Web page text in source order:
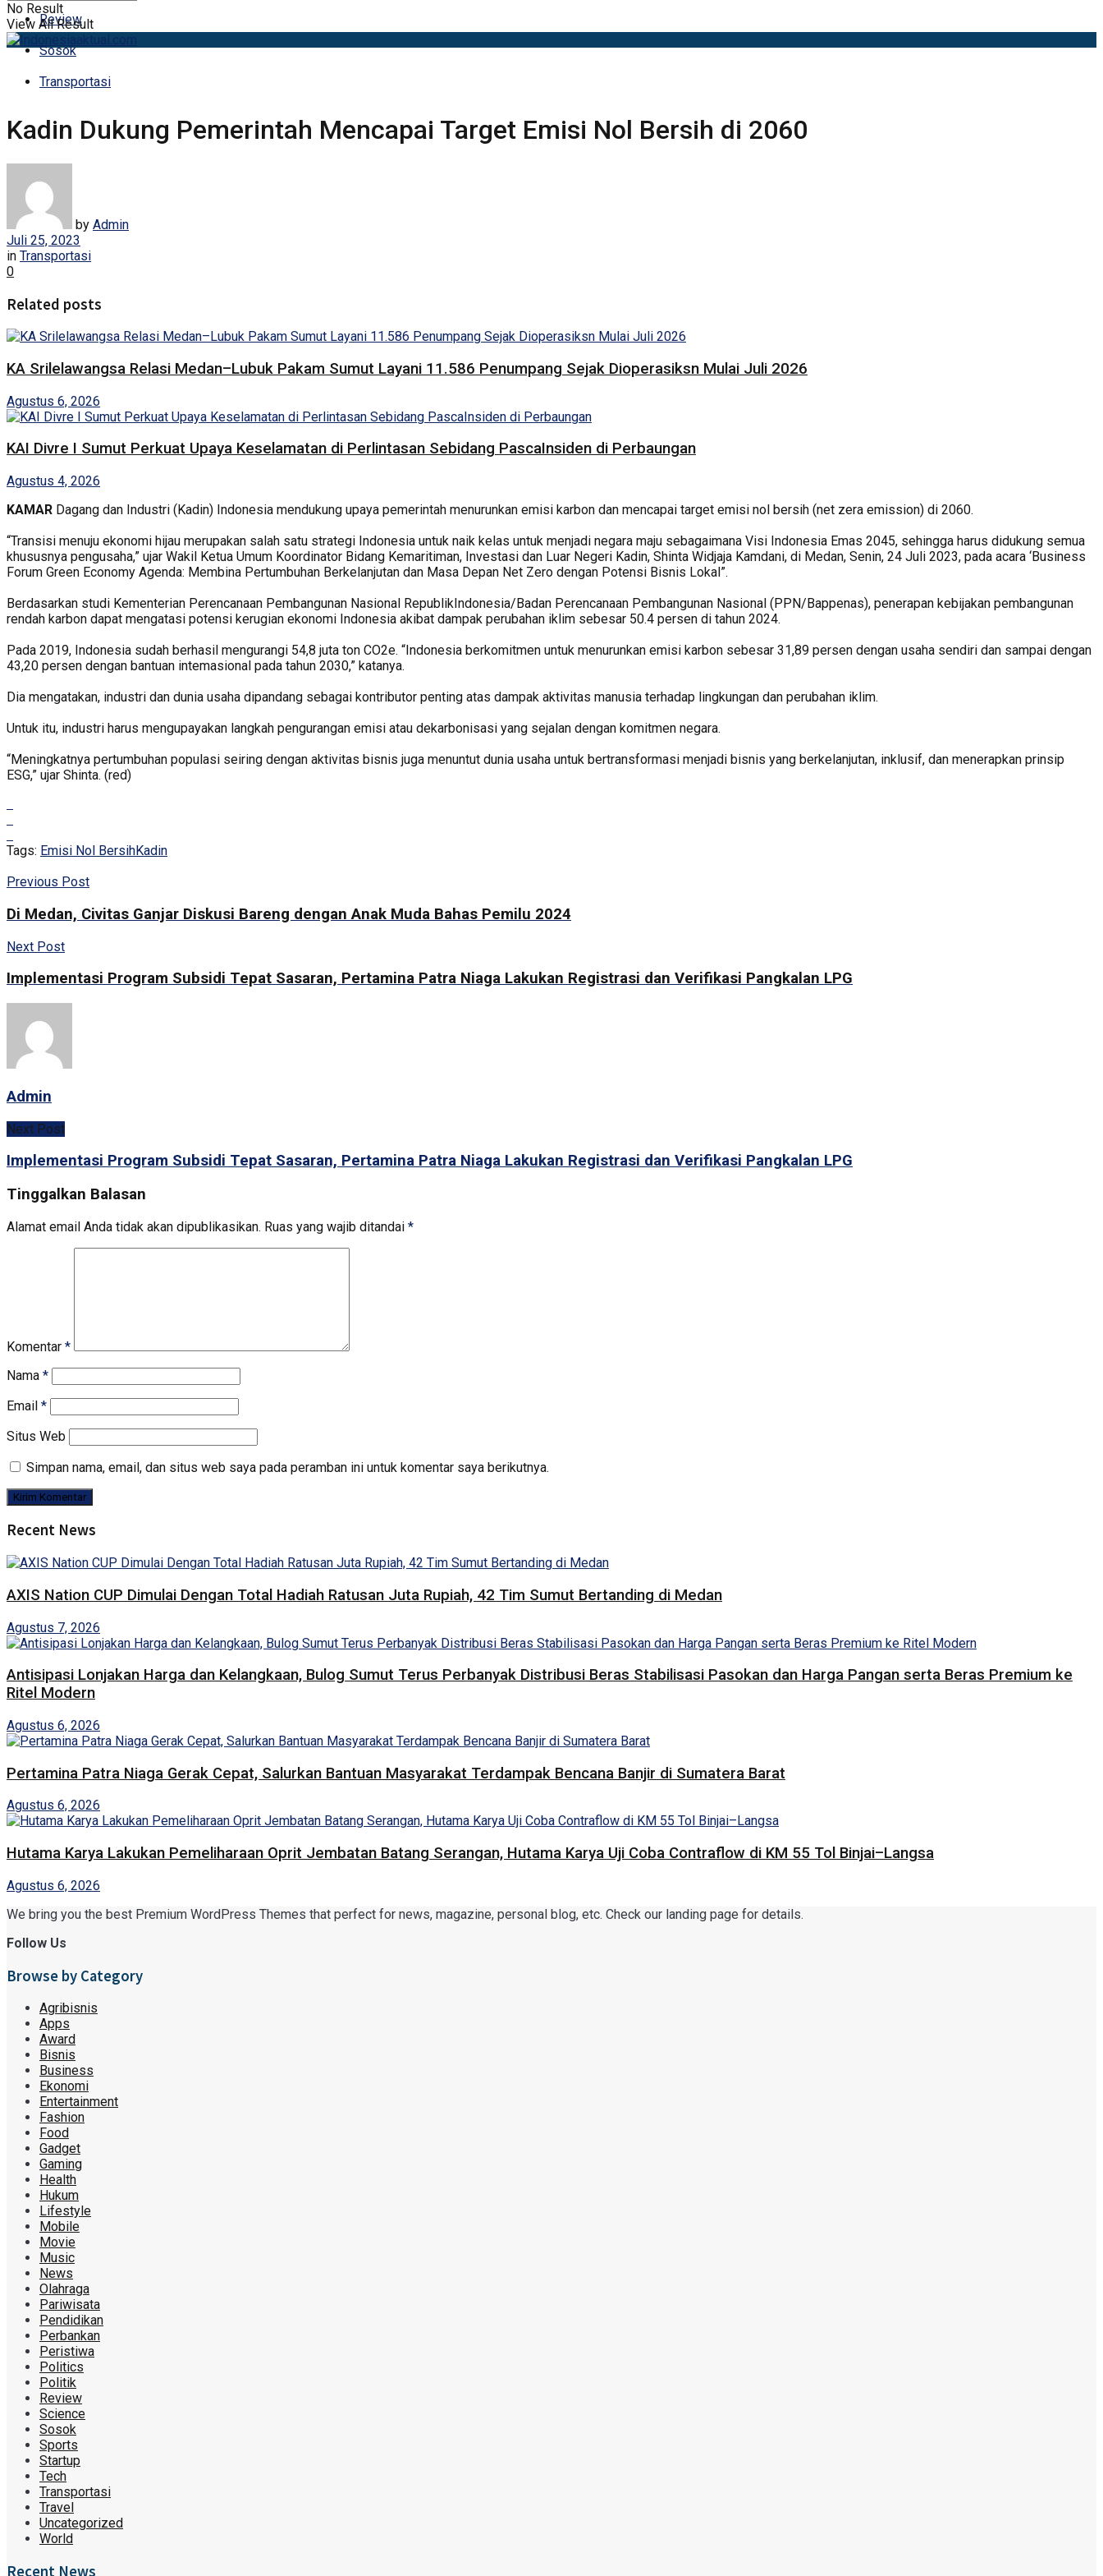
Review
Sosok
Transportasi
No Result
View All Result
Kadin Dukung Pemerintah Mencapai Target Emisi Nol Bersih di 2060
by Admin
Juli 25, 2023
in Transportasi
0
Related posts
KA Srilelawangsa Relasi Medan–Lubuk Pakam Sumut Layani 11.586 Penumpang Sejak Dioperasiksn Mulai Juli 2026
Agustus 6, 2026
KAI Divre I Sumut Perkuat Upaya Keselamatan di Perlintasan Sebidang PascaInsiden di Perbaungan
Agustus 4, 2026
KAMAR Dagang dan Industri (Kadin) Indonesia mendukung upaya pemerintah menurunkan emisi karbon dan mencapai target emisi nol bersih (net zera emission) di 2060.
“Transisi menuju ekonomi hijau merupakan salah satu strategi Indonesia untuk naik kelas untuk menjadi negara maju sebagaimana Visi Indonesia Emas 2045, sehingga harus didukung semua
khususnya pengusaha,” ujar Wakil Ketua Umum Koordinator Bidang Kemaritiman, Investasi dan Luar Negeri Kadin, Shinta Widjaja Kamdani, di Medan, Senin, 24 Juli 2023, pada acara ‘Business
Forum Green Economy Agenda: Membina Pertumbuhan Berkelanjutan dan Masa Depan Net Zero dengan Potensi Bisnis Lokal”.
Berdasarkan studi Kementerian Perencanaan Pembangunan Nasional RepublikIndonesia/Badan Perencanaan Pembangunan Nasional (PPN/Bappenas), penerapan kebijakan pembangunan
rendah karbon dapat mengatasi potensi kerugian ekonomi Indonesia akibat dampak perubahan iklim sebesar 50.4 persen di tahun 2024.
Pada 2019, Indonesia sudah berhasil mengurangi 54,8 juta ton CO2e. “Indonesia berkomitmen untuk menurunkan emisi karbon sebesar 31,89 persen dengan usaha sendiri dan sampai dengan
43,20 persen dengan bantuan intemasional pada tahun 2030,” katanya.
Dia mengatakan, industri dan dunia usaha dipandang sebagai kontributor penting atas dampak aktivitas manusia terhadap lingkungan dan perubahan iklim.
Untuk itu, industri harus mengupayakan langkah pengurangan emisi atau dekarbonisasi yang sejalan dengan komitmen negara.
“Meningkatnya pertumbuhan populasi seiring dengan aktivitas bisnis juga menuntut dunia usaha untuk bertransformasi menjadi bisnis yang berkelanjutan, inklusif, dan menerapkan prinsip
ESG,” ujar Shinta. (red)
Tags: Emisi Nol BersihKadin
Previous Post
Di Medan, Civitas Ganjar Diskusi Bareng dengan Anak Muda Bahas Pemilu 2024
Next Post
Implementasi Program Subsidi Tepat Sasaran, Pertamina Patra Niaga Lakukan Registrasi dan Verifikasi Pangkalan LPG
Admin
Next Post
Implementasi Program Subsidi Tepat Sasaran, Pertamina Patra Niaga Lakukan Registrasi dan Verifikasi Pangkalan LPG
Tinggalkan Balasan
Alamat email Anda tidak akan dipublikasikan. Ruas yang wajib ditandai *
Komentar *
Nama *
Email *
Situs Web
Simpan nama, email, dan situs web saya pada peramban ini untuk komentar saya berikutnya.
Recent News
AXIS Nation CUP Dimulai Dengan Total Hadiah Ratusan Juta Rupiah, 42 Tim Sumut Bertanding di Medan
Agustus 7, 2026
Antisipasi Lonjakan Harga dan Kelangkaan, Bulog Sumut Terus Perbanyak Distribusi Beras Stabilisasi Pasokan dan Harga Pangan serta Beras Premium ke
Ritel Modern
Agustus 6, 2026
Pertamina Patra Niaga Gerak Cepat, Salurkan Bantuan Masyarakat Terdampak Bencana Banjir di Sumatera Barat
Agustus 6, 2026
Hutama Karya Lakukan Pemeliharaan Oprit Jembatan Batang Serangan, Hutama Karya Uji Coba Contraflow di KM 55 Tol Binjai–Langsa
Agustus 6, 2026
We bring you the best Premium WordPress Themes that perfect for news, magazine, personal blog, etc. Check our landing page for details.
Follow Us
Browse by Category
Agribisnis
Apps
Award
Bisnis
Business
Ekonomi
Entertainment
Fashion
Food
Gadget
Gaming
Health
Hukum
Lifestyle
Mobile
Movie
Music
News
Olahraga
Pariwisata
Pendidikan
Perbankan
Peristiwa
Politics
Politik
Review
Science
Sosok
Sports
Startup
Tech
Transportasi
Travel
Uncategorized
World
Recent News